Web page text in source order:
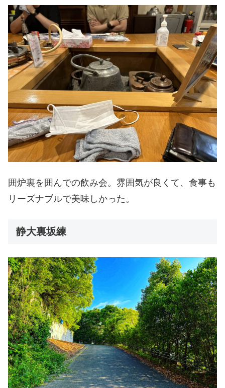
囲炉裏を囲んでの飲み会。雰囲気が良くて、食事も
リーズナブルで美味しかった。
静大裏坂練